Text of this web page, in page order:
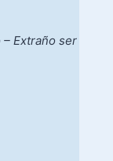
Extraño ser